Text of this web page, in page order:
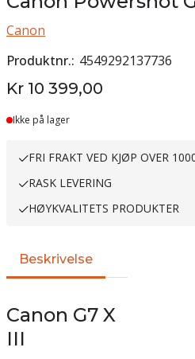
Canon
Produktnr. 4549292137736
Kr 10 399,00
Ikke på lager
FRI FRAKT VED KJØP OVER
RASK LEVERING
HØYKVALITETS PRODUKTER
Beskrivelse
Canon G7 X
III